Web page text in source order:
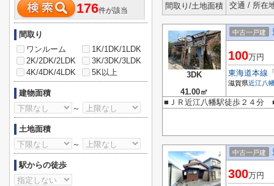
間取り/土地面積
交通 / 所在
3DK
41.00㎡
中古一戸建
100万円
東海道本線
滋賀県近江八
■ＪＲ近江八幡駅徒歩２４分
中古一戸建
300万円
176件が該当
間取り
ワンルーム
1K/1DK/1LDK
2K/2DK/2LDK
3K/3DK/3LDK
4K/4DK/4LDK
5K以上
建物面積
～
土地面積
～
駅からの徒歩